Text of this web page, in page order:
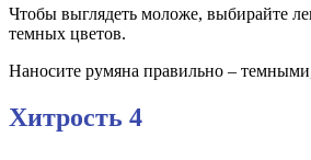
Чтобы выглядеть моложе, выбирайте
темных цветов.
Наносите румяна правильно –
Хитрость 4